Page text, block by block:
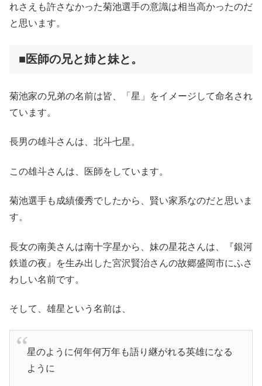
れさえも許さなかった菊池選手の意識は相当高かったのだ
と思います。
■医師の兄と姉と妹と。
菊池家の兄弟の名前は皆、「星」をイメージして命名され
ています。
長男の雄斗さんは、北斗七星。
この雄斗さんは、医師をしています。
菊池選手も成績優秀でしたから、賢い家系なのだと思いま
す。
長女の南美さんは南十字星から、妹の星花さんは、『銀河
鉄道の夜』を生み出した宮沢賢治さんの故郷盛岡市にふさ
わしい名前です。
そして、雄星という名前は、
星のように何年何万年も語り継がれる英雄になる
ように